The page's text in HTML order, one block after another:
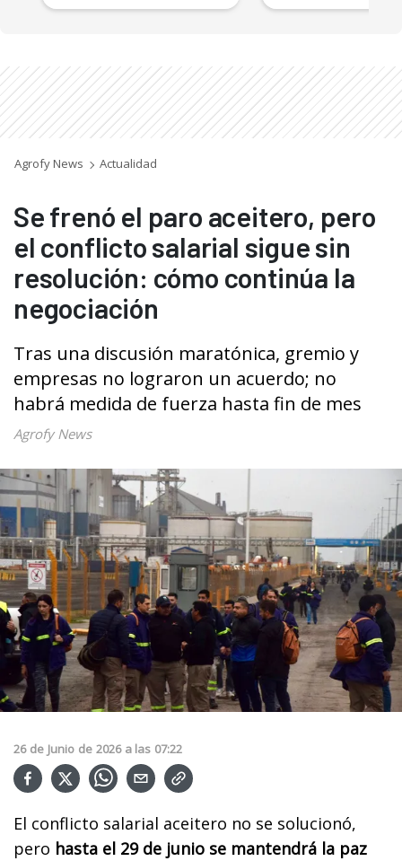
Agrofy News Actualidad
Se frenó el paro aceitero, pero
el conflicto salarial sigue sin
resolución: cómo continúa la
negociación
Tras una discusión maratónica, gremio y
empresas no lograron un acuerdo; no
habrá medida de fuerza hasta fin de mes
Agrofy News
26 de Junio de 2026 a las 07:22
El conflicto salarial aceitero no se solucionó,
pero hasta el 29 de junio se mantendrá la paz